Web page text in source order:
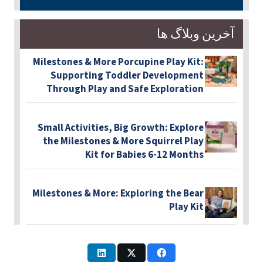
آخرین وبلاگ ها
Milestones & More Porcupine Play Kit:
Supporting Toddler Development
Through Play and Safe Exploration
Small Activities, Big Growth: Explore
the Milestones & More Squirrel Play
Kit for Babies 6-12 Months
Milestones & More: Exploring the Bear
Play Kit